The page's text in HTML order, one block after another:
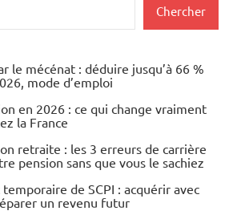
Chercher
le mécénat : déduire jusqu’à 66 %
mode d’emploi
en 2026 : ce qui change vraiment
la France
retraite : les 3 erreurs de carrière
pension sans que vous le sachiez
de SCPI : acquérir avec
un revenu futur